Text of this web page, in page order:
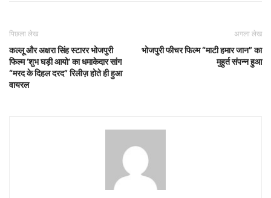
पिछला लेख
कल्लू और अक्षरा सिंह स्टारर भोजपुरी
फिल्म ‘शुभ घड़ी आयो’ का धमाकेदार सांग
“मरद के दिहल दरद” रिलीज़ होते ही हुआ
वायरल
अगला लेख
भोजपुरी फीचर फिल्म “माटी हमार जान” का
मुहुर्त संपन्न हुआ